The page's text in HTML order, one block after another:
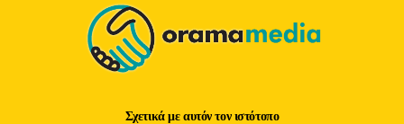
Σχετικά με αυτόν τον ιστότοπο